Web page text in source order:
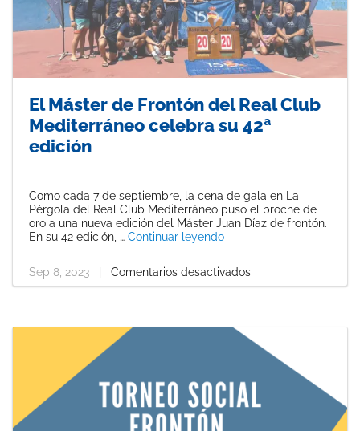
El Máster de Frontón del Real Club
Mediterráneo celebra su 42ª
edición
Como cada 7 de septiembre, la cena de gala en La
Pérgola del Real Club Mediterráneo puso el broche de
oro a una nueva edición del Máster Juan Díaz de frontón.
En su 42 edición, … Continuar leyendo«El Máster de Frontón
Sep 8, 2023 Comentarios desactivados